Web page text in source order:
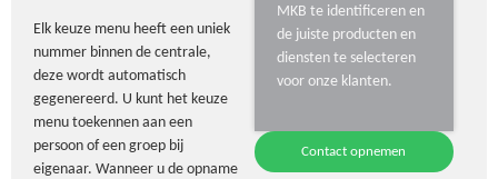
Elk keuze menu heeft een uniek
nummer binnen de centrale,
deze wordt automatisch
gegenereerd. U kunt het keuze
menu toekennen aan een
persoon of een groep bij
eigenaar. Wanneer u de opname
MKB te identificeren en
de juiste producten en
diensten te selecteren
voor onze klanten.
Contact opnemen